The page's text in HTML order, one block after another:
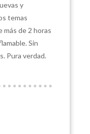
y
temas
de 2 horas
Sin
Pura verdad.